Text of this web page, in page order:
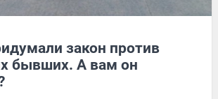
закон против
бывших. А вам он